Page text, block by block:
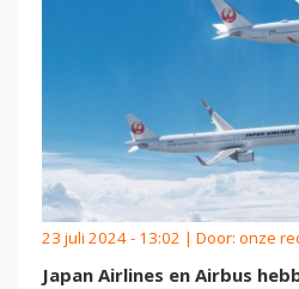
23 juli 2024 - 13:02 | Door: onze
Japan Airlines en Airbus